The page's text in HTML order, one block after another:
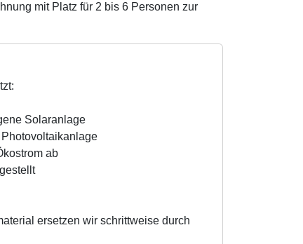
mit Platz für 2 bis 6 Personen zur
Solaranlage
ab
ersetzen wir schrittweise durch